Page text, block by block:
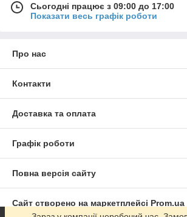
Сьогодні працює з 09:00 до 17:00
Показати весь графік роботи
Про нас
Контакти
Доставка та оплата
Графік роботи
Повна версія сайту
Сайт створено на маркетплейсі Prom.ua